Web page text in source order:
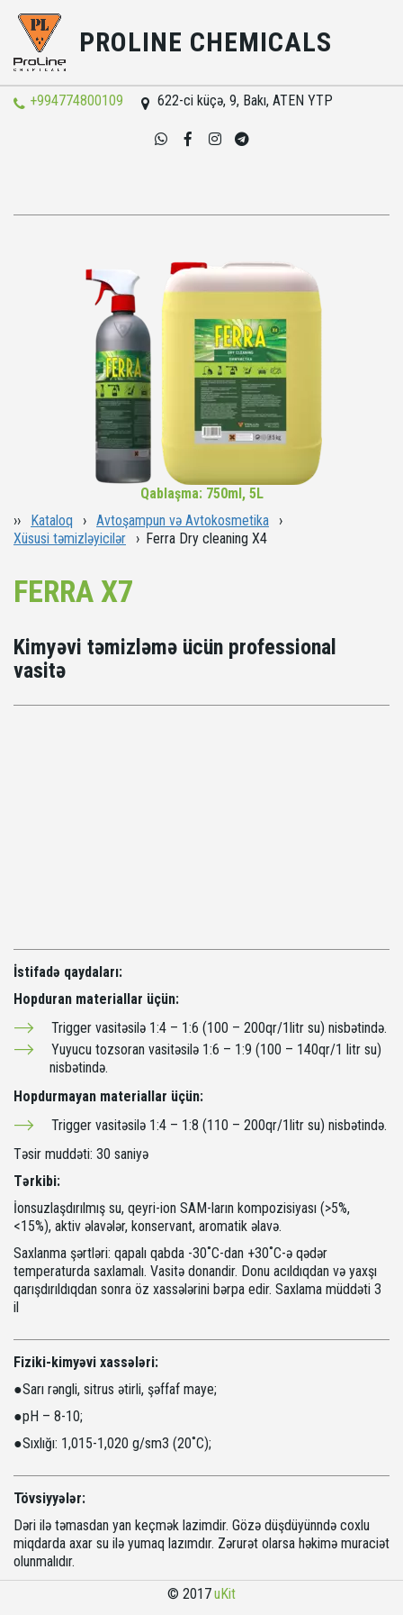
PROLINE CHEMICALS
+994774800109 622-ci küçə, 9, Bakı, ATEN YTP
Qablaşma: 750ml, 5L
›› Kataloq › Avtoşampun və Avtokosmetika ›
Xüsusi təmizləyicilər › Ferra Dry cleaning X4
FERRA X7
Kimyəvi təmizləmə ücün professional
vasitə
İstifadə qaydaları:
Hopduran materiallar üçün:
Trigger vasitəsilə 1:4 – 1:6 (100 – 200qr/1litr su) nisbətində.
Yuyucu tozsoran vasitəsilə 1:6 – 1:9 (100 – 140qr/1 litr su)
nisbətində.
Hopdurmayan materiallar üçün:
Trigger vasitəsilə 1:4 – 1:8 (110 – 200qr/1litr su) nisbətində.
Təsir muddəti: 30 saniyə
Tərkibi:
İonsuzlaşdırılmış su, qeyri-ion SAM-ların kompozisiyası (>5%,
<15%), aktiv əlavələr, konservant, aromatik əlavə.
Saxlanma şərtləri: qapalı qabda -30˚С-dan +30˚С-ə qədər
temperaturda saxlamalı. Vasitə donandir. Donu acıldıqdan və yaxşı
qarışdırıldıqdan sonra öz xassələrini bərpa edir. Saxlama müddəti 3
il
Fiziki-kimyəvi xassələri:
●Sarı rəngli, sitrus ətirli, şəffaf maye;
●рН – 8-10;
●Sıxlığı: 1,015-1,020 g/sm3 (20˚С);
Tövsiyyələr:
Dəri ilə təmasdan yan keçmək lazimdir. Gözə düşdüyünndə coxlu
miqdarda axar su ilə yumaq lazımdır. Zərurət olarsa həkimə muraciət
olunmalıdır.
© 2017 uKit